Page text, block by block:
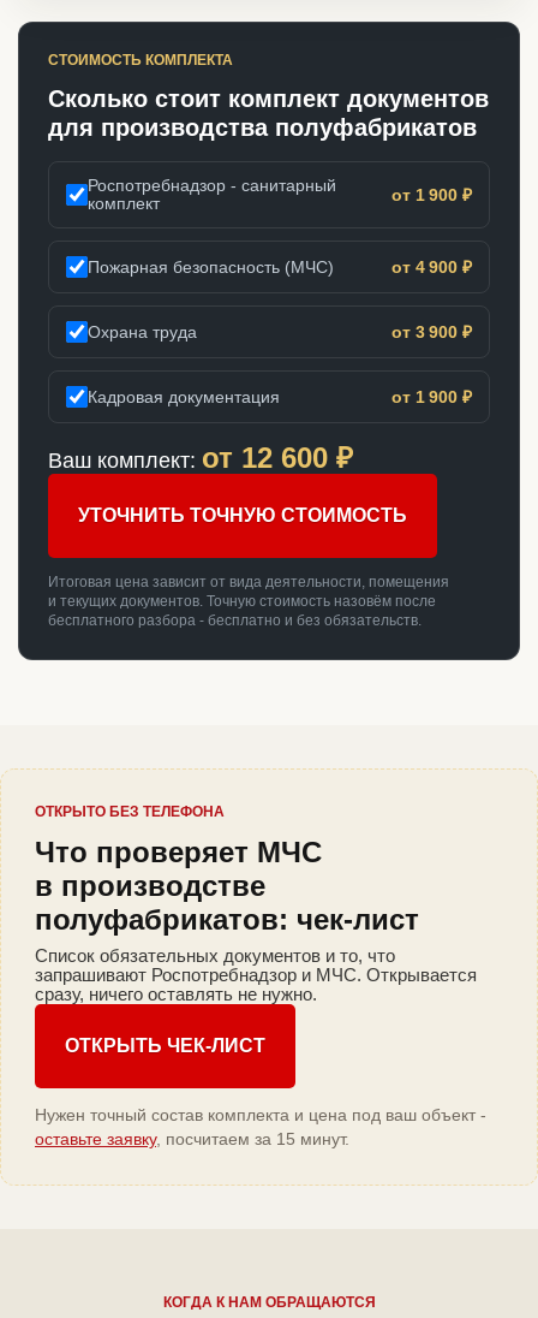
СТОИМОСТЬ КОМПЛЕКТА
Сколько стоит комплект документов
для производства полуфабрикатов
Роспотребнадзор - санитарный
комплект
от 1 900 ₽
Пожарная безопасность (МЧС) от 4 900 ₽
Охрана труда от 3 900 ₽
Кадровая документация от 1 900 ₽
Ваш комплект: от 12 600 ₽
УТОЧНИТЬ ТОЧНУЮ СТОИМОСТЬ
Итоговая цена зависит от вида деятельности, помещения
и текущих документов. Точную стоимость назовём после
бесплатного разбора - бесплатно и без обязательств.
ОТКРЫТО БЕЗ ТЕЛЕФОНА
Что проверяет МЧС
в производстве
полуфабрикатов: чек-лист
Список обязательных документов и то, что
запрашивают Роспотребнадзор и МЧС. Открывается
сразу, ничего оставлять не нужно.
ОТКРЫТЬ ЧЕК-ЛИСТ
Нужен точный состав комплекта и цена под ваш объект -
оставьте заявку, посчитаем за 15 минут.
КОГДА К НАМ ОБРАЩАЮТСЯ